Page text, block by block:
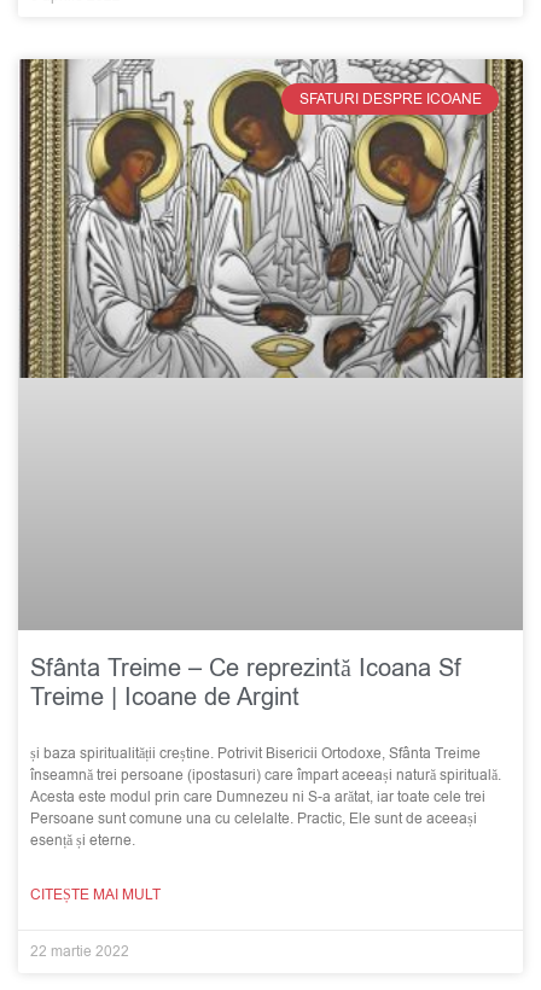
SFATURI DESPRE ICOANE
Sfânta Treime – Ce reprezintă Icoana Sf
Treime | Icoane de Argint
și baza spiritualității creștine. Potrivit Bisericii Ortodoxe, Sfânta Treime
înseamnă trei persoane (ipostasuri) care împart aceeași natură spirituală.
Acesta este modul prin care Dumnezeu ni S-a arătat, iar toate cele trei
Persoane sunt comune una cu celelalte. Practic, Ele sunt de aceeași
esență și eterne.
CITEȘTE MAI MULT
22 martie 2022